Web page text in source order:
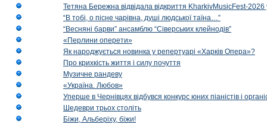
Тетяна Бережна відвідала відкриття KharkivMusicFest-2026
“В тобі, о пісне чарівна, душі людської таїна…”
“Весняні барви” ансамблю “Сіверських клейнодів”
«Перлини оперети»
Як народжується новинка у репертуарі «Харків Опера»?
Про крихкість життя і силу почуття
Музичне рандеву
«Україна. Любов»
Уперше в Чернівцях відбувся конкурс юних піаністів і
Шедеври трьох століть
Біжи, Альберіху, біжи!